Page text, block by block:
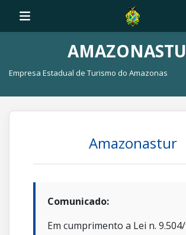
Empresa Estadual de Turismo do Amazonas
Amazonastur
Comunicado:
Em cumprimento a Lei n.